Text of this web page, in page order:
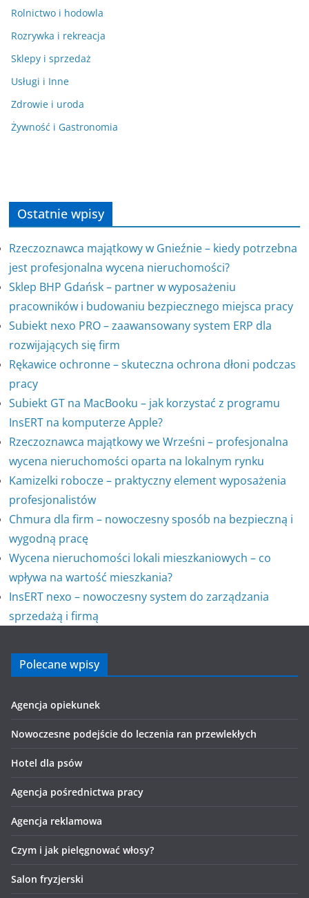
Rolnictwo i hodowla
Rozrywka i rekreacja
Sklepy i sprzedaż
Usługi i Inne
Zdrowie i uroda
Żywność i Gastronomia
Ostatnie wpisy
Rzeczoznawca majątkowy w Gnieźnie – kiedy potrzebna
jest profesjonalna wycena nieruchomości?
Sklep BHP Gdańsk – partner w wyposażeniu
pracowników i budowaniu bezpiecznego miejsca pracy
Subiekt nexo PRO – zaawansowany system ERP dla
rozwijających się firm
Rękawice ochronne – skuteczna ochrona dłoni podczas
pracy
Subiekt GT na MacBooku – jak korzystać z programu
InsERT na komputerze Apple?
Rzeczoznawca majątkowy we Wrześni – profesjonalna
wycena nieruchomości oparta na lokalnym rynku
Kamizelki robocze – praktyczny element wyposażenia
profesjonalistów
Chmura dla firm – nowoczesny sposób na bezpieczną i
wygodną pracę
Wycena nieruchomości lokali mieszkaniowych – co
wpływa na wartość mieszkania?
InsERT nexo – nowoczesny system do zarządzania
sprzedażą i firmą
Polecane wpisy
Agencja opiekunek
Nowoczesne podejście do leczenia ran przewlekłych
Hotel dla psów
Agencja pośrednictwa pracy
Agencja reklamowa
Czym i jak pielęgnować włosy?
Salon fryzjerski